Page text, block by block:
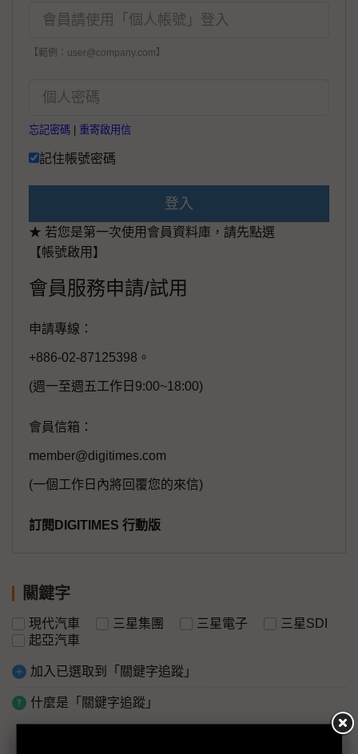
【範例：user@company.com】
忘記密碼 重寄啟用信
記住帳號密碼
登入
★ 若您是第一次使用會員資料庫，請先點選
【帳號啟用】
會員服務申請/試用
申請專線：
+886-02-87125398。
(週一至週五工作日9:00~18:00)
會員信箱：
member@digitimes.com
(一個工作日內將回覆您的來信)
訂閱DIGITIMES 行動版
關鍵字
現代汽車 三星集團 三星電子
三星SDI
起亞汽車
加入已選取到「關鍵字追蹤」
什麼是「關鍵字追蹤」